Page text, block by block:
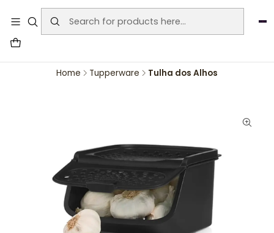
User-agent: * Allow: / Sitemap:
https://www.auraemporium.pt/sitemap.xml
Home Tupperware Tulha dos Alhos